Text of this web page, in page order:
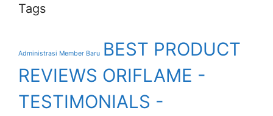
Tags
Administrasi Member Baru BEST PRODUCT
REVIEWS ORIFLAME -
TESTIMONIALS -